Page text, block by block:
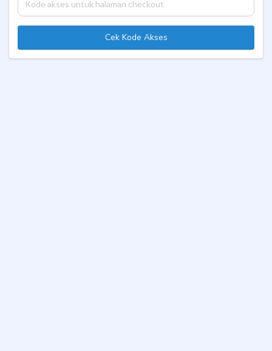
Cek Kode Akses